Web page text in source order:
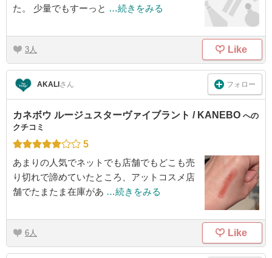
た。 少量でもすーっと …続きをみる
3 Like
AKALI さん フォロー
カネボウ ルージュスターヴァイブラント / KANEBO への
クチコミ
5
あまりの人気でネットでも店舗でもどこも売
り切れで諦めていたところ、アットコスメ店
舗でたまたま在庫があ …続きをみる
6 Like